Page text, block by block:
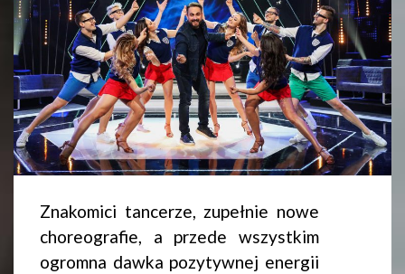
Znakomici tancerze, zupełnie nowe
choreografie, a przede wszystkim
ogromna dawka pozytywnej energii